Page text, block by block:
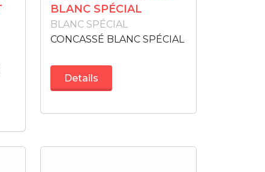
BLANC SPÉCIAL
BLANC SPÉCIAL
CONCASSÉ BLANC SPÉCIAL
Details